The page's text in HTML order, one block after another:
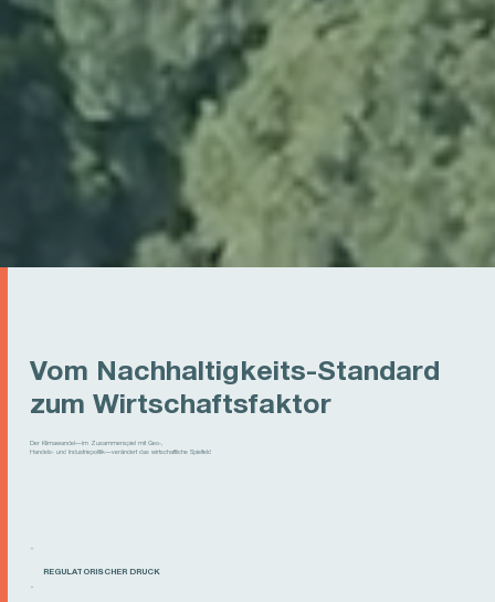
REGULATORISCHER DRUCK
Vom Nachhaltigkeits-Standard
zum Wirtschaftsfaktor
Der Klimawandel—im Zusammenspiel mit Geo-,
Handels- und Industriepolitik—verändert das wirtschaftliche Spielfeld